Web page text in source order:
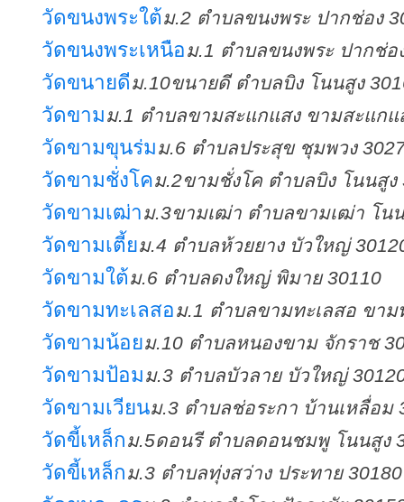
วัดขนงพระใต้ม.2 ตำบลขนงพระ ปากช่อง
วัดขนงพระเหนือม.1 ตำบลขนงพระ ปากช่อ
วัดขนายดีม.10ขนายดี ตำบลบิง โนนสูง
วัดขามม.1 ตำบลขามสะแกแสง ขามสะแกแ
วัดขามขุนร่มม.6 ตำบลประสุข ชุมพวง
วัดขามชั่งโคม.2ขามชั่งโค ตำบลบิง โนนสูง
วัดขามเฒ่าม.3ขามเฒ่า ตำบลขามเฒ่า โน
วัดขามเตี้ยม.4 ตำบลห้วยยาง บัวใหญ่
วัดขามใต้ม.6 ตำบลดงใหญ่ พิมาย 30110
วัดขามทะเลสอม.1 ตำบลขามทะเลสอ ขาม
วัดขามน้อยม.10 ตำบลหนองขาม จักราช
วัดขามป้อมม.3 ตำบลบัวลาย บัวใหญ่
วัดขามเวียนม.3 ตำบลช่อระกา บ้านเหลื่อม
วัดขี้เหล็กม.5ดอนรี ตำบลดอนชมพู โนนสูง
วัดขี้เหล็กม.3 ตำบลทุ่งสว่าง ประทาย 30180